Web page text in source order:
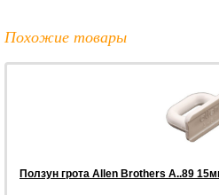
Похожие товары
Ползун грота Allen Brothers A..89